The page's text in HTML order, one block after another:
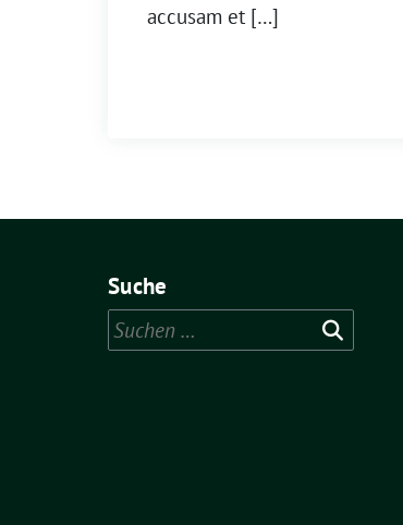
accusam et […]
Suche
Suchen
nach: